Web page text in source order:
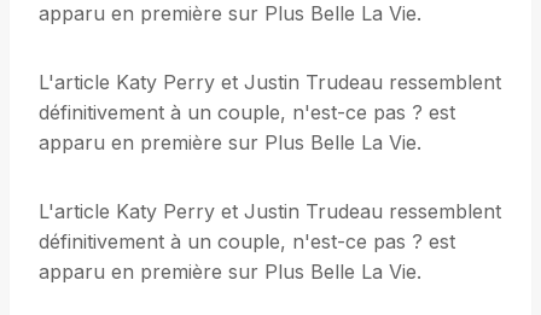
apparu en première sur Plus Belle La Vie.
L'article Katy Perry et Justin Trudeau ressemblent
définitivement à un couple, n'est-ce pas ? est
apparu en première sur Plus Belle La Vie.
L'article Katy Perry et Justin Trudeau ressemblent
définitivement à un couple, n'est-ce pas ? est
apparu en première sur Plus Belle La Vie.